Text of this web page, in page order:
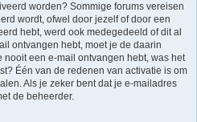
worden? Sommige forums vereisen
wordt, ofwel door jezelf of door een
hebt, werd ook medegedeeld of dit al
ontvangen hebt, moet je de daarin
een e-mail ontvangen hebt, was het
Één van de redenen van activatie is om
Als je zeker bent dat je e-mailadres
de beheerder.